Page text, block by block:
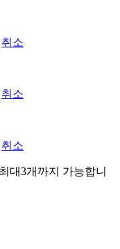
취소
취소
취소
대3개까지 가능합니